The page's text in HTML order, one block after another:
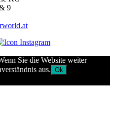
9
Sie die Website weiter
aus. Ok